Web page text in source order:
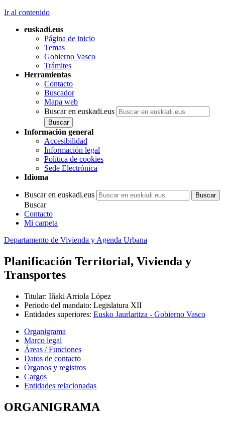
Ir al contenido
euskadi.eus
Página de inicio
Temas
Gobierno Vasco
Trámites
Herramientas
Contacto
Buscador
Mapa web
Buscar en euskadi.eus
Información general
Accesibilidad
Información legal
Política de cookies
Sede Electrónica
Idioma
Buscar en euskadi.eus
Buscar
Contacto
Mi carpeta
Departamento de Vivienda y Agenda Urbana
Planificación Territorial, Vivienda y
Transportes
Titular: Iñaki Arriola López
Periodo del mandato: Legislatura XII
Entidades superiores: Eusko Jaurlaritza - Gobierno Vasco
Organigrama
Marco legal
Áreas / Funciones
Datos de contacto
Órganos y registros
Cargos
Entidades relacionadas
ORGANIGRAMA